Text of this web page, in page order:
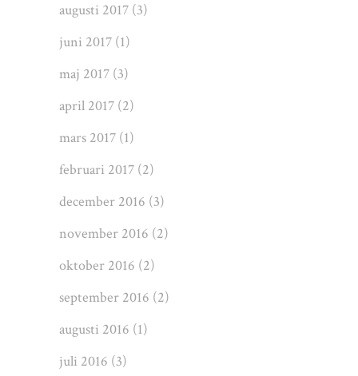
augusti 2017 (3)
juni 2017 (1)
maj 2017 (3)
april 2017 (2)
mars 2017 (1)
februari 2017 (2)
december 2016 (3)
november 2016 (2)
oktober 2016 (2)
september 2016 (2)
augusti 2016 (1)
juli 2016 (3)